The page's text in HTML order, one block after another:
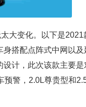
大变化。以下是2021
搭配点阵式中网以
计，此次该款主要是
警，2.0L尊贵型和